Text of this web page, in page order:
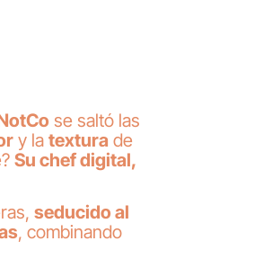
se saltó las
y la textura de
Su chef digital,
seducido al
, combinando